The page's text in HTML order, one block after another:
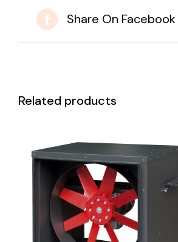
Share On Facebook
Related products
DETAILS